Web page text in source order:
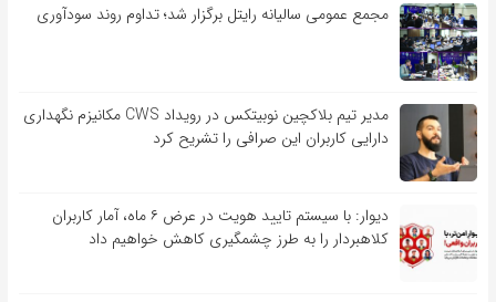
مجمع عمومی سالیانه رایتل برگزار شد؛ تداوم روند سودآوری
مدیر تیم بلاکچین نوبیتکس در رویداد CWS مکانیزم نگهداری
دارایی کاربران این صرافی را تشریح کرد
دیوار: با سیستم تایید هویت در عرض ۶ ماه، آمار کاربران
کلاهبردار را به طرز چشمگیری کاهش خواهیم داد